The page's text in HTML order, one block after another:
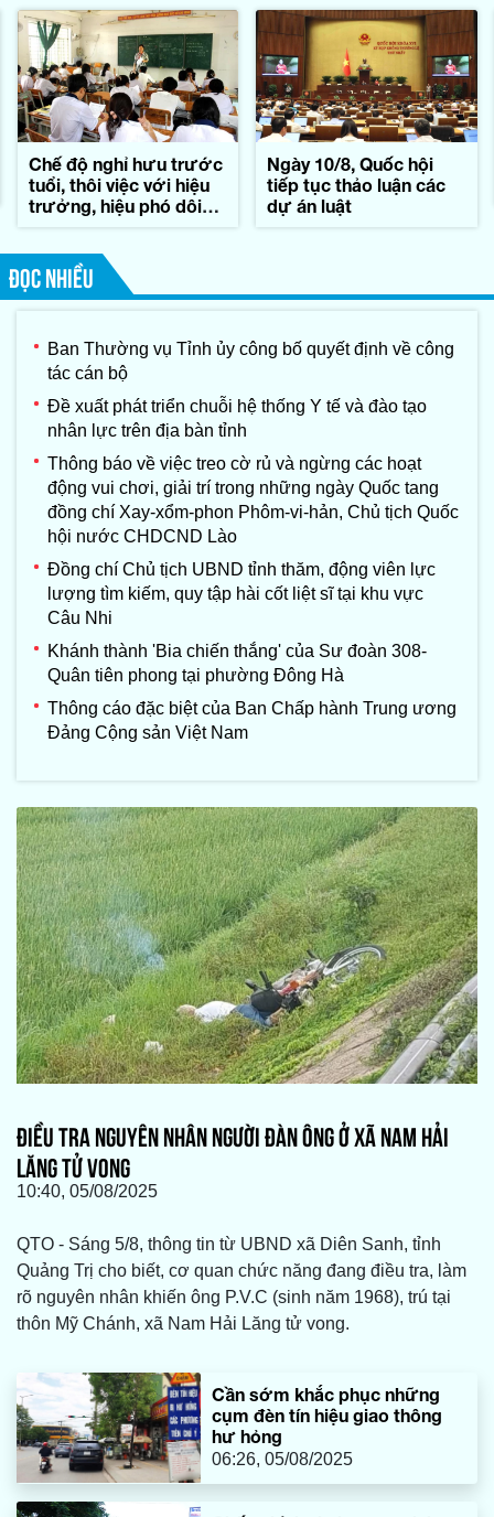
Chế độ nghỉ hưu trước
tuổi, thôi việc với hiệu
trưởng, hiệu phó dôi
Ngày 10/8, Quốc hội
tiếp tục thảo luận các
dự án luật
ĐỌC NHIỀU
Ban Thường vụ Tỉnh ủy công bố quyết định về công
tác cán bộ
Đề xuất phát triển chuỗi hệ thống Y tế và đào tạo
nhân lực trên địa bàn tỉnh
Thông báo về việc treo cờ rủ và ngừng các hoạt
động vui chơi, giải trí trong những ngày Quốc tang
đồng chí Xay-xổm-phon Phôm-vi-hản, Chủ tịch Quốc
hội nước CHDCND Lào
Đồng chí Chủ tịch UBND tỉnh thăm, động viên lực
lượng tìm kiếm, quy tập hài cốt liệt sĩ tại khu vực
Câu Nhi
Khánh thành 'Bia chiến thắng' của Sư đoàn 308-
Quân tiên phong tại phường Đông Hà
Thông cáo đặc biệt của Ban Chấp hành Trung ương
Đảng Cộng sản Việt Nam
ĐIỀU TRA NGUYÊN NHÂN NGƯỜI ĐÀN ÔNG Ở XÃ NAM HẢI
LĂNG TỬ VONG
10:40, 05/08/2025
QTO - Sáng 5/8, thông tin từ UBND xã Diên Sanh, tỉnh
Quảng Trị cho biết, cơ quan chức năng đang điều tra, làm
rõ nguyên nhân khiến ông P.V.C (sinh năm 1968), trú tại
thôn Mỹ Chánh, xã Nam Hải Lăng tử vong.
Cần sớm khắc phục những
cụm đèn tín hiệu giao thông
hư hỏng
06:26, 05/08/2025